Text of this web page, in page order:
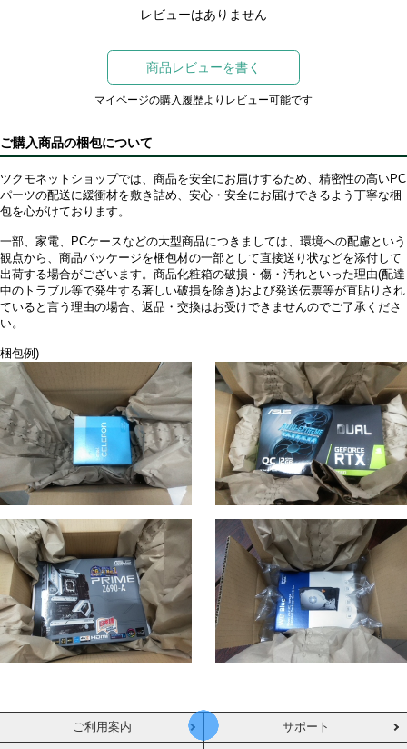
レビューはありません
商品レビューを書く
マイページの購入履歴よりレビュー可能です
ご購入商品の梱包について
ツクモネットショップでは、商品を安全にお届けするため、精密性の高いPC
パーツの配送に緩衝材を敷き詰め、安心・安全にお届けできるよう丁寧な梱
包を心がけております。
一部、家電、PCケースなどの大型商品につきましては、環境への配慮という
観点から、商品パッケージを梱包材の一部として直接送り状などを添付して
出荷する場合がございます。商品化粧箱の破損・傷・汚れといった理由(配達
中のトラブル等で発生する著しい破損を除き)および発送伝票等が直貼りされ
ていると言う理由の場合、返品・交換はお受けできませんのでご了承くださ
い。
梱包例)
ご利用案内 サポート